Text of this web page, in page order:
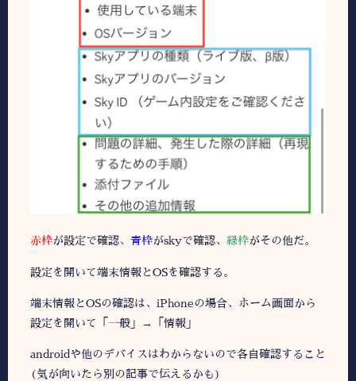
赤枠が設定で確認、 青枠がskyで確認、 緑枠がその他だ。
設定を開いて端末情報とOSを確認する。
端末情報とOSの確認は、iPhoneの場合、ホーム画面から
設定を開いて「一般」→「情報」
androidや他のデバイスはわからないので各自確認すること
(気が向いたら別の記事で伝えるかも)